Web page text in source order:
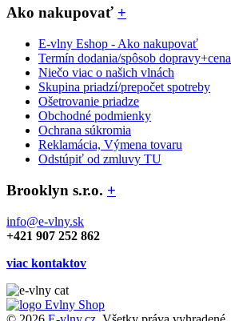
Ako nakupovať +
E-vlny Eshop - Ako nakupovať
Termín dodania/spôsob dopravy+cena
Niečo viac o našich vlnách
Skupina priadzí/prepočet spotreby
Ošetrovanie priadze
Obchodné podmienky
Ochrana súkromia
Reklamácia, Výmena tovaru
Odstúpiť od zmluvy TU
Brooklyn s.r.o. +
info@e-vlny.sk
+421 907 252 862
viac kontaktov